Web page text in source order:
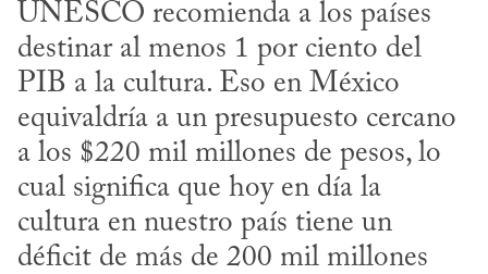
UNESCO recomienda a los países
destinar al menos 1 por ciento del
PIB a la cultura. Eso en México
equivaldría a un presupuesto cercano
a los $220 mil millones de pesos, lo
cual significa que hoy en día la
cultura en nuestro país tiene un
déficit de más de 200 mil millones